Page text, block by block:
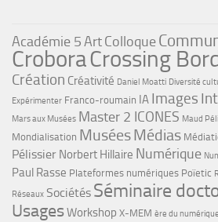
Académie 5ArtColloque
CroboraCrossing
Création Créativité Daniel Moatti Diversité
Expérimenter Franco-roumain IA Images
Mars aux Musées Master 2 ICONES Maud
Mondialisation MuséesMédias
Pélissier Norbert Hillaire Numérique
Paul Rasse Plateformes numériques Poïetic
Réseaux Sociétés Séminaire
UsagesWorkshop X-MEM ère du numérique